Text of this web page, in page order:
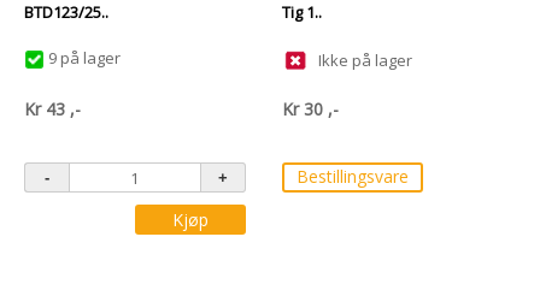
BTD123/25..
9 på lager
Kr 43 ,-
Kjøp
Tig 1..
Ikke på lager
Kr30 ,-
Bestillingsvare